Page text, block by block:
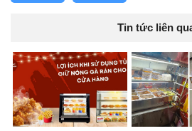
Tin tức liên